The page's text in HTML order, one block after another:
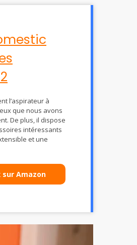
l’aspirateur à
que nous avons
De plus, il dispose
intéressants
et une
sur Amazon